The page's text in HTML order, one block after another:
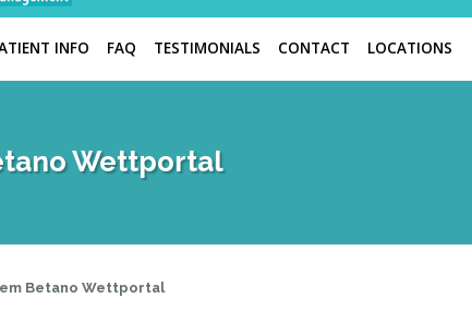
INFO FAQ TESTIMONIALS CONTACT LOCATIONS
Wettportal
Betano Wettportal